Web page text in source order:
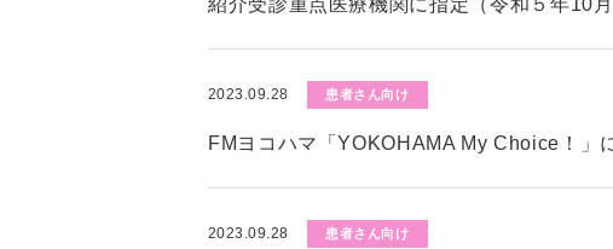
紹介受診重点医療機関に指定（令和５年10月
2023.09.28 患者さん向け
FMヨコハマ「YOKOHAMA My Choice！」
2023.09.28 患者さん向け